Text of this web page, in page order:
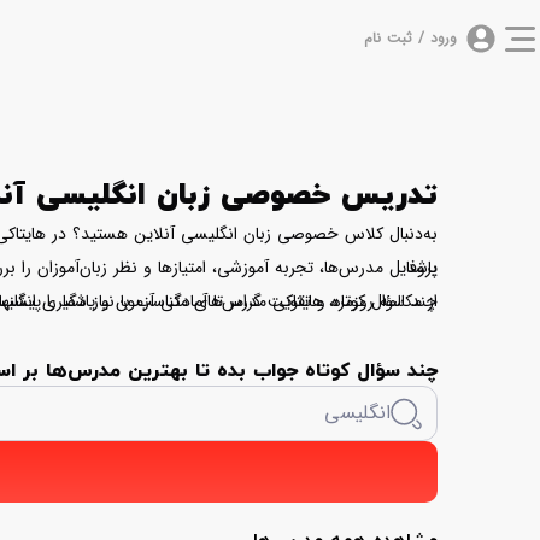
ورود / ثبت نام
تدریس خصوصی زبان انگلیسی
به‌دنبال کلاس خصوصی زبان انگلیسی آنلاین هستید؟ در
باشد.
پروفایل مدرس‌ها، تجربه آموزشی، امتیازها و نظر
چند سؤال کوتاه، هایتاکی مدرس‌های متناسب با نیاز شما را
از مکالمه روزمره و تقویت گرامر تا آمادگی آزمون و یادگیری
چند سؤال کوتاه جواب بده تا بهترین مدرس‌ها